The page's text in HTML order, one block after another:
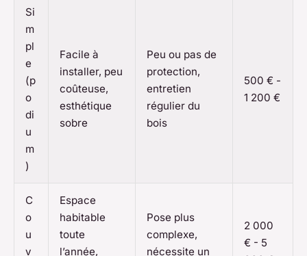
Si
m
pl
e
(p
o
di
u
m
)
Facile à
installer, peu
coûteuse,
esthétique
sobre
Peu ou pas de
protection,
entretien
régulier du
bois
500 € -
1 200 €
C
o
u
v
Espace
habitable
toute
l’année,
Pose plus
complexe,
nécessite un
2 000
€ - 5